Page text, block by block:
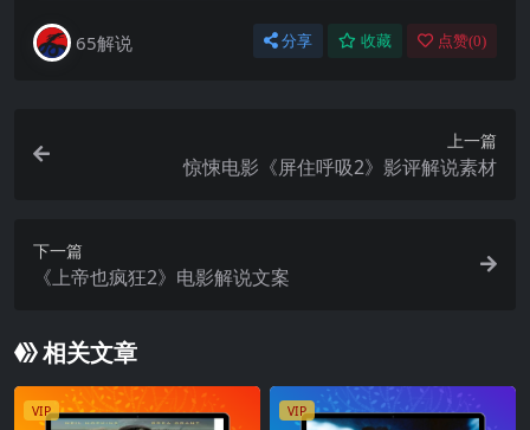
65解说 分享 收藏 点赞(0)
上一篇
惊悚电影《屏住呼吸2》影评解说素材
下一篇
《上帝也疯狂2》电影解说文案
相关文章
VIP VIP